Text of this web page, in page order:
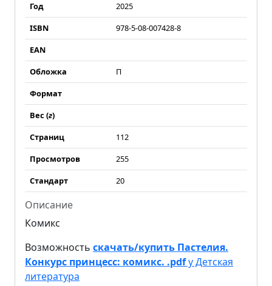
Год
2025
ISBN
978-5-08-007428-8
EAN
Обложка
П
Формат
Вес (г)
Страниц
112
Просмотров
255
Стандарт
20
Описание
Комикс
Возможность скачать/купить Пастелия.
Конкурс принцесс: комикс. .pdfу Детская
литература